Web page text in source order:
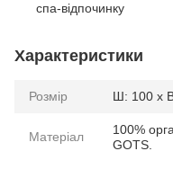
спа-відпочинку
Характеристики
Розмір Ш: 100 x
Матеріал
100%
GOTS.